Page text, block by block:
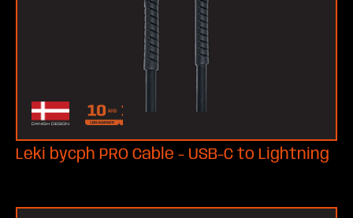
Leki bycph PRO Cable - USB-C to Lightning